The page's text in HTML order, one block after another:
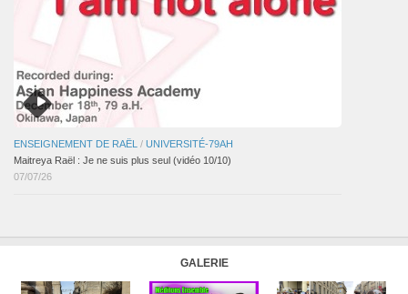
ENSEIGNEMENT DE RAËL / UNIVERSITÉ-79AH
Maitreya Raël : Je ne suis plus seul (vidéo 10/10)
07/07/26
GALERIE